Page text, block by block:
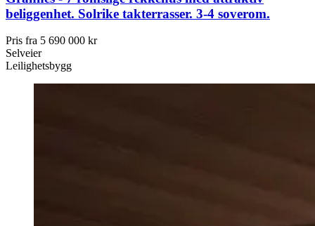
beliggenhet. Solrike takterrasser. 3-4 soverom.
Pris fra 5 690 000 kr
Selveier
Leilighetsbygg